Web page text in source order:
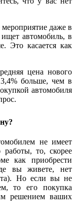
даже в
автомобиль, в
Это касается как
цена нового
больше, чем в
автомобиля
не имеет
то, скорее
как приобрести
вы живете, нет
Но если вы не
то его покупка
решением ваших